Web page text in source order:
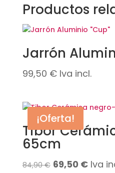
Productos
Jarrón
99,50 € Iva incl.
¡Oferta!
Tibor
65cm
84,90€ El
69,50 €ElIva